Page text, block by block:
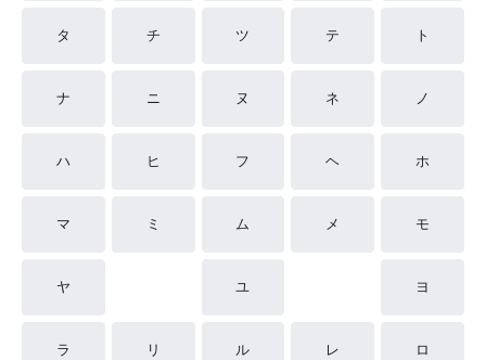
タ チ ツ テ ト
ナ ニ ヌ ネ ノ
ハ ヒ フ ヘ ホ
マ ミ ム メ モ
ヤ ユ ヨ
ラ リ ル レ ロ